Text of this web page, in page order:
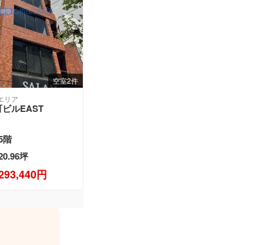
空室2件
リア
ルEAST
階
坪
円